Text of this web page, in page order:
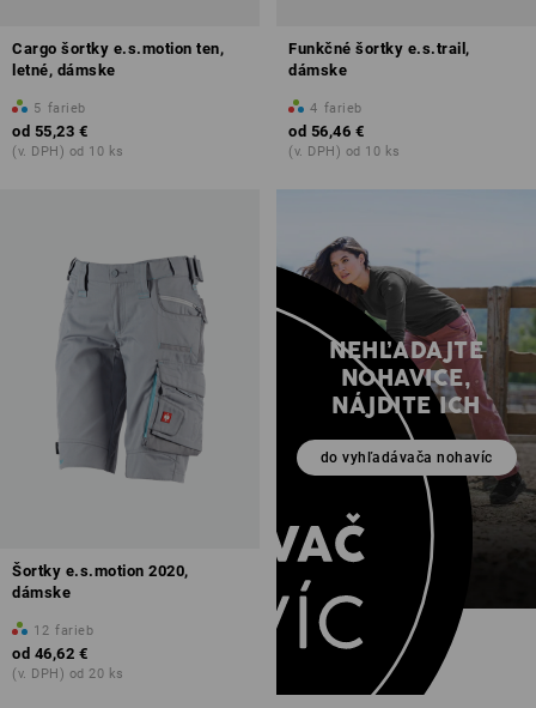
Cargo šortky e.s.motion ten,
letné, dámske
5 farieb
od 55,23 €
(v. DPH) od 10 ks
Funkčné šortky e.s.trail,
dámske
4 farieb
od 56,46 €
(v. DPH) od 10 ks
Šortky e.s.motion 2020,
dámske
12 farieb
od 46,62 €
(v. DPH) od 20 ks
NEHĽADAJTE
NOHAVICE,
NÁJDITE ICH
do vyhľadávača nohavíc